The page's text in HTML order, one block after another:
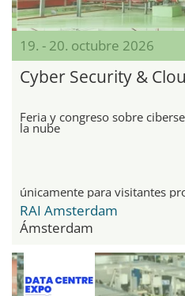
19. - 20. octubre 2026
Cyber Security &
Feria y congreso sobre
la nube
únicamente para visitantes
RAI Amsterdam
Ámsterdam